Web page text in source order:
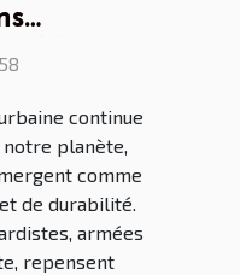
continue
planète,
comme
de durabilité.
armées
repensent